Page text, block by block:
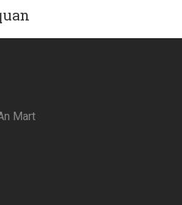
Mart